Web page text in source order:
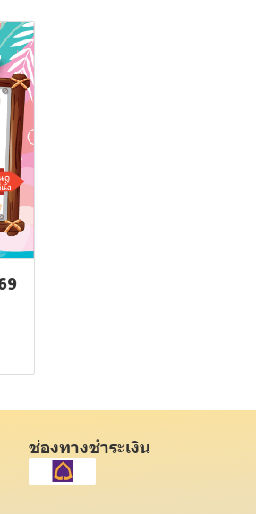
ช่องทางชำระเงิน